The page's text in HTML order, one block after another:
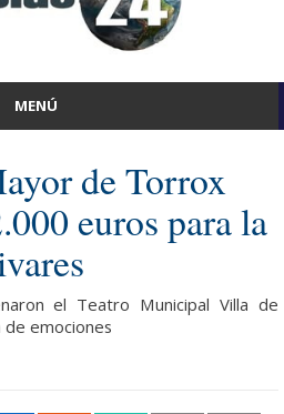
MENÚ
de Torrox
euros para la
el Teatro Municipal Villa de
emociones